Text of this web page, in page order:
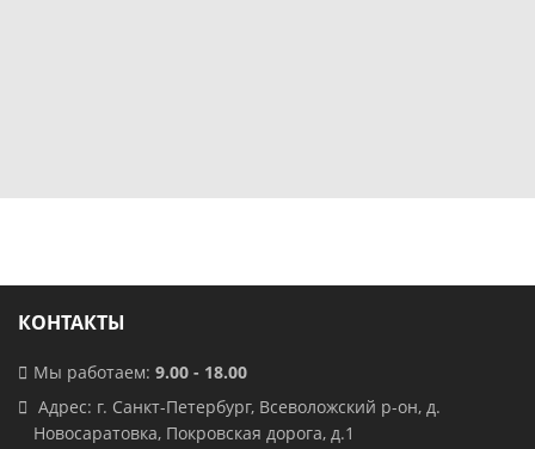
КОНТАКТЫ
Мы работаем: 9.00 - 18.00
Адрес: г. Санкт-Петербург, Всеволожский р-он, д.
Новосаратовка, Покровская дорога, д.1